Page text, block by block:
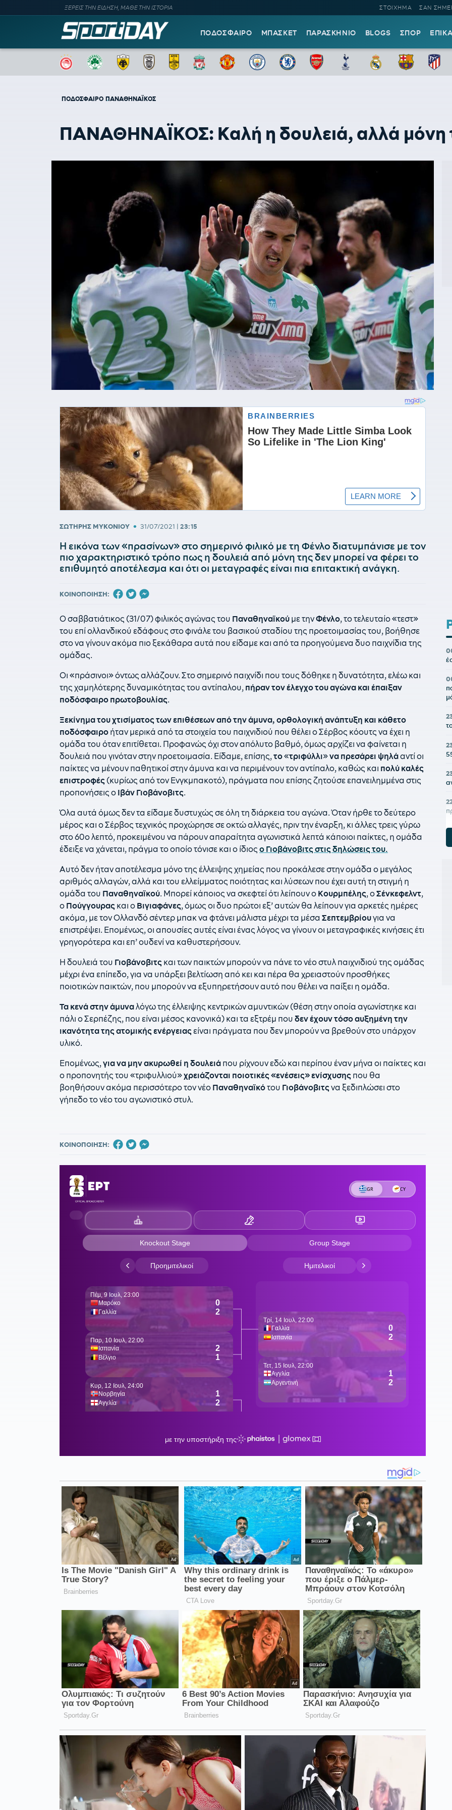
ΞΕΡΕΙΣ ΤΗΝ ΕΙΔΗΣΗ, ΜΑΘΕ ΤΗΝ ΙΣΤΟΡΙΑ ΣΤΟΙΧΗΜΑ ΣΑΝ
ΠΟΔΟΣΦΑΙΡΟ ΜΠΑΣΚΕΤ ΠΑΡΑΣΚΗΝΙΟ BLOGS ΣΠΟΡ
ΠΟΔΟΣΦΑΙΡΟ ΠΑΝΑΘΗΝΑΪΚΟΣ
ΠΑΝΑΘΗΝΑΪΚΟΣ: Καλή η δουλειά, αλλά μόνη
ΣΩΤΗΡΗΣ ΜΥΚΟΝΙΟΥ • 31/07/2021 | 23:15
Η εικόνα των «πρασίνων» στο σημερινό φιλικό με τη Φένλο διατυμπάνισε με τον
πιο χαρακτηριστικό τρόπο πως η δουλειά από μόνη της δεν μπορεί να φέρει το
επιθυμητό αποτέλεσμα και ότι οι μεταγραφές είναι πια επιτακτική ανάγκη.
ΚΟΙΝΟΠΟΙΗΣΗ:
Ο σαββατιάτικος (31/07) φιλικός αγώνας του Παναθηναϊκού με τηνΦένλο, το τελευταίο «τεστ»
του επί ολλανδικού εδάφους στο φινάλε του βασικού σταδίου της προετοιμασίας του, βοήθησε
στο να γίνουν ακόμα πιο ξεκάθαρα αυτά που είδαμε και από τα προηγούμενα δυο παιχνίδια της
ομάδας.
Οι «πράσινοι» όντως αλλάζουν. Στο σημερινό παιχνίδι που τους δόθηκε η δυνατότητα, ελέω και
της χαμηλότερης δυναμικότητας του αντίπαλου, πήραν τον έλεγχο του αγώνα και έπαιξαν
ποδόσφαιρο πρωτοβουλίας.
Ξεκίνημα του χτισίματος των επιθέσεων από την άμυνα, ορθολογική ανάπτυξη και κάθετο
ποδόσφαιρο ήταν μερικά από τα στοιχεία του παιχνιδιού που θέλει ο Σέρβος κόουτς να έχει η
ομάδα του όταν επιτίθεται. Προφανώς όχι στον απόλυτο βαθμό, όμως αρχίζει να φαίνεται η
δουλειά που γινόταν στην προετοιμασία. Είδαμε, επίσης,το«τριφύλλι»να πρεσάρει ψηλάαντί οι
παίκτες να μένουν παθητικοί στην άμυνα και να περιμένουν τον αντίπαλο, καθώς και πολύ καλές
επιστροφές (κυρίως από τον Ενγκμπακοτό), πράγματα που επίσης ζητούσε επανειλημμένα στις
προπονήσεις ο Ιβάν Γιοβάνοβιτς.
Όλα αυτά όμως δεν τα είδαμε δυστυχώς σε όλη τη διάρκεια του αγώνα. Όταν ήρθε το δεύτερο
μέρος και ο Σέρβος τεχνικός προχώρησε σε οκτώ αλλαγές, πριν την έναρξη, κι άλλες τρεις γύρω
στο 60ο λεπτό, προκειμένου να πάρουν απαραίτητα αγωνιστικά λεπτά κάποιοι παίκτες, η ομάδα
έδειξε να χάνεται, πράγμα το οποίο τόνισε και ο ίδιος ο Γιοβάνοβιτς στις δηλώσεις του.
Αυτό δεν ήταν αποτέλεσμα μόνο της έλλειψης χημείας που προκάλεσε στην ομάδα ο μεγάλος
αριθμός αλλαγών, αλλά και του ελλείμματος ποιότητας και λύσεων που έχει αυτή τη στιγμή η
ομάδα του Παναθηναϊκού. Μπορεί κάποιος να σκεφτεί ότι λείπουν ο Κουρμπέλης, οΣένκεφελντ,
ο Πούγγουρας και ο Βιγιαφάνες, όμως οι δυο πρώτοι εξ’ αυτών θα λείπουν για αρκετές ημέρες
ακόμα, με τον Ολλανδό σέντερ μπακ να φτάνει μάλιστα μέχρι τα μέσα Σεπτεμβρίουγια να
επιστρέψει. Επομένως, οι απουσίες αυτές είναι ένας λόγος να γίνουν οι μεταγραφικές κινήσεις έτι
γρηγορότερα και επ’ ουδενί να καθυστερήσουν.
Η δουλειά του Γιοβάνοβιτς και των παικτών μπορούν να πάνε το νέο στυλ παιχνιδιού της ομάδας
μέχρι ένα επίπεδο, για να υπάρξει βελτίωση από κει και πέρα θα χρειαστούν προσθήκες
ποιοτικών παικτών, που μπορούν να εξυπηρετήσουν αυτό που θέλει να παίξει η ομάδα.
Τα κενά στην άμυναλόγω της έλλειψης κεντρικών αμυντικών (θέση στην οποία αγωνίστηκε και
πάλι ο Σερπέζης, που είναι μέσος κανονικά) και τα εξτρέμ που δεν έχουν τόσο αυξημένη την
ικανότητα της ατομικής ενέργειαςείναι πράγματα που δεν μπορούν να βρεθούν στο υπάρχον
υλικό.
Επομένως,για να μην ακυρωθεί η δουλειά που ρίχνουν εδώ και περίπου έναν μήνα οι παίκτες και
ο προπονητής του «τριφυλλιού»χρειάζονται ποιοτικές «ενέσεις» ενίσχυσης που θα
βοηθήσουν ακόμα περισσότερο τον νέο Παναθηναϊκότου Γιοβάνοβιτςνα ξεδιπλώσει στο
γήπεδο το νέο του αγωνιστικό στυλ.
ΚΟΙΝΟΠΟΙΗΣΗ: